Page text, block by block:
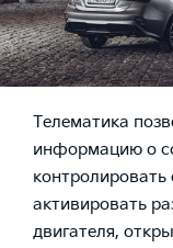
Телематика
информацию о
контролировать
активировать
двигателя,